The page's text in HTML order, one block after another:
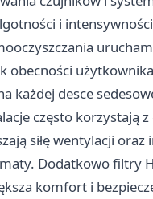
i
obecności
każdej desce
często korzystają
siłę wentylacji
Dodatkowo filtry
komfort i